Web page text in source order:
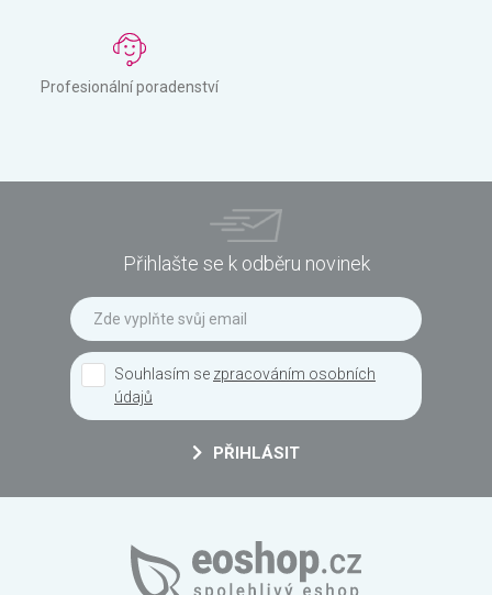
Profesionální poradenství
Přihlašte se k odběru novinek
Souhlasím se zpracováním osobních
údajů
PŘIHLÁSIT